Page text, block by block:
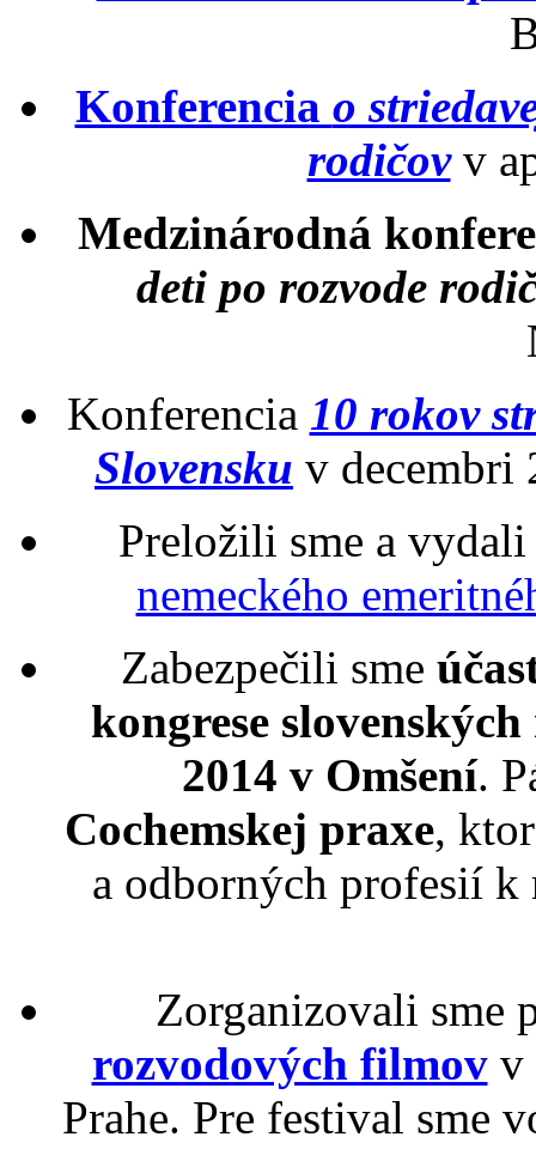
Konferencia o
rodičovv
Medzinárodná
deti po rozvode
Konferencia 10 rokov
Slovensku v decembri
Preložili sme a
nemeckého
Zabezpečili sme
kongrese
2014 v Omšení.
Cochemskej praxe,
a odborných profesií
Zorganizovali sme
rozvodových filmovv
Prahe. Pre festival sme